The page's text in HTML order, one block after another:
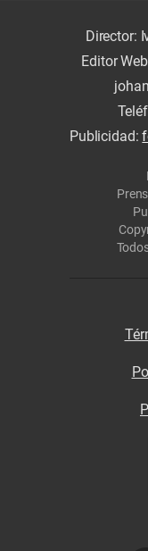
Director:
Editor
Publicidad: